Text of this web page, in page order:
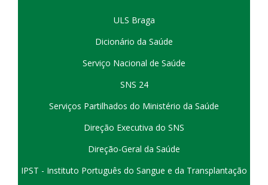
ULS Braga
Dicionário da Saúde
Serviço Nacional de Saúde
SNS 24
Serviços Partilhados do Ministério da Saúde
Direção Executiva do SNS
Direção-Geral da Saúde
IPST - Instituto Português do Sangue e da Transplantação